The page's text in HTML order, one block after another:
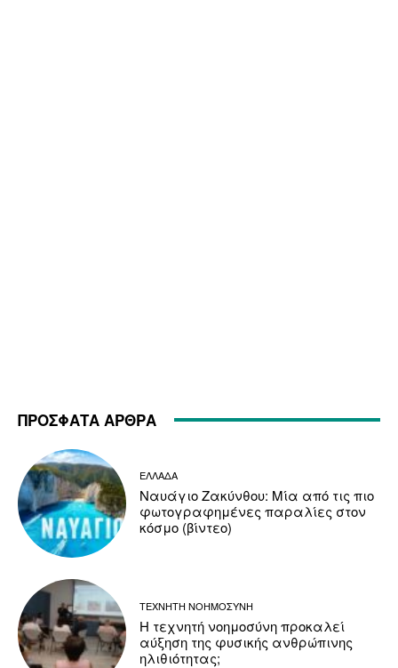
ΠΡΟΣΦΑΤΑ ΑΡΘΡΑ
ΕΛΛΑΔΑ
Ναυάγιο Ζακύνθου: Μία από τις πιο
φωτογραφημένες παραλίες στον
κόσμο (βίντεο)
ΤΕΧΝΗΤΗ ΝΟΗΜΟΣΥΝΗ
Η τεχνητή νοημοσύνη προκαλεί
αύξηση της φυσικής ανθρώπινης
ηλιθιότητας;